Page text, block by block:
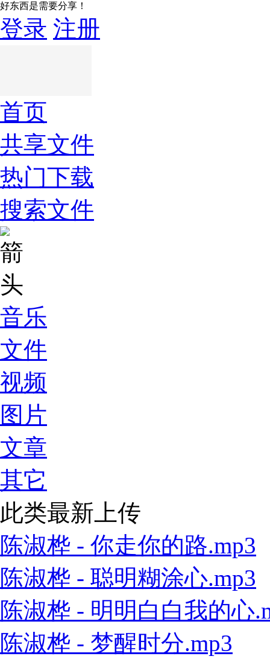
好东西是需要分享！
登录 注册
首页
共享文件
热门下载
搜索文件
音乐
文件
视频
图片
文章
其它
此类最新上传
陈淑桦 - 你走你的路.mp3
陈淑桦 - 聪明糊涂心.mp3
陈淑桦 - 明明白白我的心
陈淑桦 - 梦醒时分.mp3